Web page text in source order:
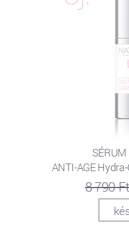
ANTI-AGE
8 790 Ft